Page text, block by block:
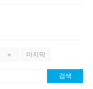
» 마지막
검색